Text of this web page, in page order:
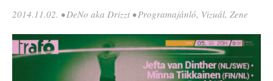
2014.11.02. •DeNo aka Drizzt •Programajánló, Vizuál, Zene